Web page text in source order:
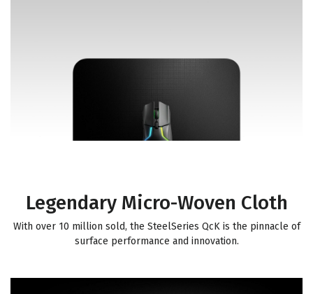
Legendary Micro-Woven Cloth
With over 10 million sold, the SteelSeries QcK is the pinnacle of
surface performance and innovation.